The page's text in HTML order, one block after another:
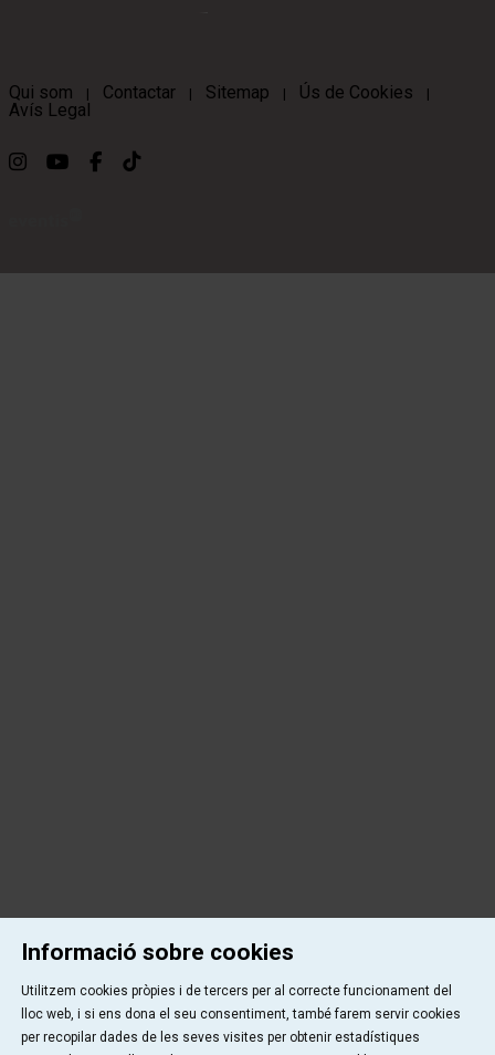
Qui som | Contactar | Sitemap | Ús de Cookies |
Avís Legal
Link a instagram
Link a youtube
Link a facebook
Link a ticktok
Informació sobre cookies
Utilitzem cookies pròpies i de tercers per al correcte funcionament del
lloc web, i si ens dona el seu consentiment, també farem servir cookies
per recopilar dades de les seves visites per obtenir estadístiques